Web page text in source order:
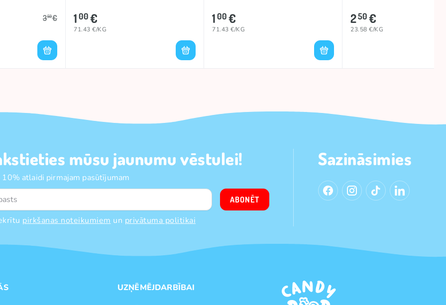
350€ 100€
71.43 €/KG
100€
71.43 €/KG
250€
23.58 €/KG
mūsu jaunumu vēstulei!
10% atlaidi pirmajam pasūtījumam
pirkšanas noteikumiem un privātuma politikai
ABONĒT
Sazināsimies
UZŅĒMĒJDARBĪBAI